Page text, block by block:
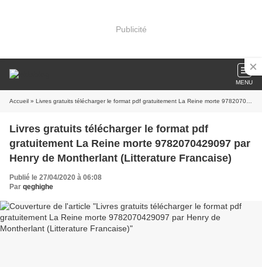
Publicité
MENU
Accueil » Livres gratuits télécharger le format pdf gratuitement La Reine morte 9782070429097 par Henry de Montherlant (Litterature Francaise)
Livres gratuits télécharger le format pdf
gratuitement La Reine morte 9782070429097 par
Henry de Montherlant (Litterature Francaise)
Publié le 27/04/2020 à 06:08
Par qeghighe